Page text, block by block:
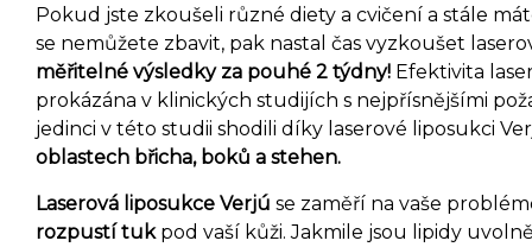
Pokud jste zkoušeli různé diety a cvičení a stále
se nemůžete zbavit, pak nastal čas vyzkoušet
měřitelné výsledky za pouhé 2 týdny! Efektivita
prokázána v klinických studijích s nejpřísnějšími
jedinci v této studii shodili díky laserové liposukci
oblastech břicha, boků a stehen.
Laserová liposukce Verjú se zaměří na vaše
rozpustí tukpod vaší kůži. Jakmile jsou lipidy